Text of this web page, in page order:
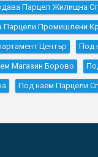
Парцел Жилищна
Парцели Промишлени
Център Под
Магазин Борово
Под наем Парцели